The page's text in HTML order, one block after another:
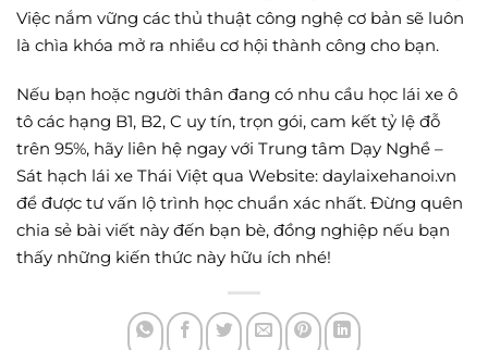
Việc nắm vững các thủ thuật công nghệ cơ bản sẽ luôn
là chìa khóa mở ra nhiều cơ hội thành công cho bạn.
Nếu bạn hoặc người thân đang có nhu cầu học lái xe ô
tô các hạng B1, B2, C uy tín, trọn gói, cam kết tỷ lệ đỗ
trên 95%, hãy liên hệ ngay với Trung tâm Dạy Nghề –
Sát hạch lái xe Thái Việt qua Website: daylaixehanoi.vn
để được tư vấn lộ trình học chuẩn xác nhất. Đừng quên
chia sẻ bài viết này đến bạn bè, đồng nghiệp nếu bạn
thấy những kiến thức này hữu ích nhé!